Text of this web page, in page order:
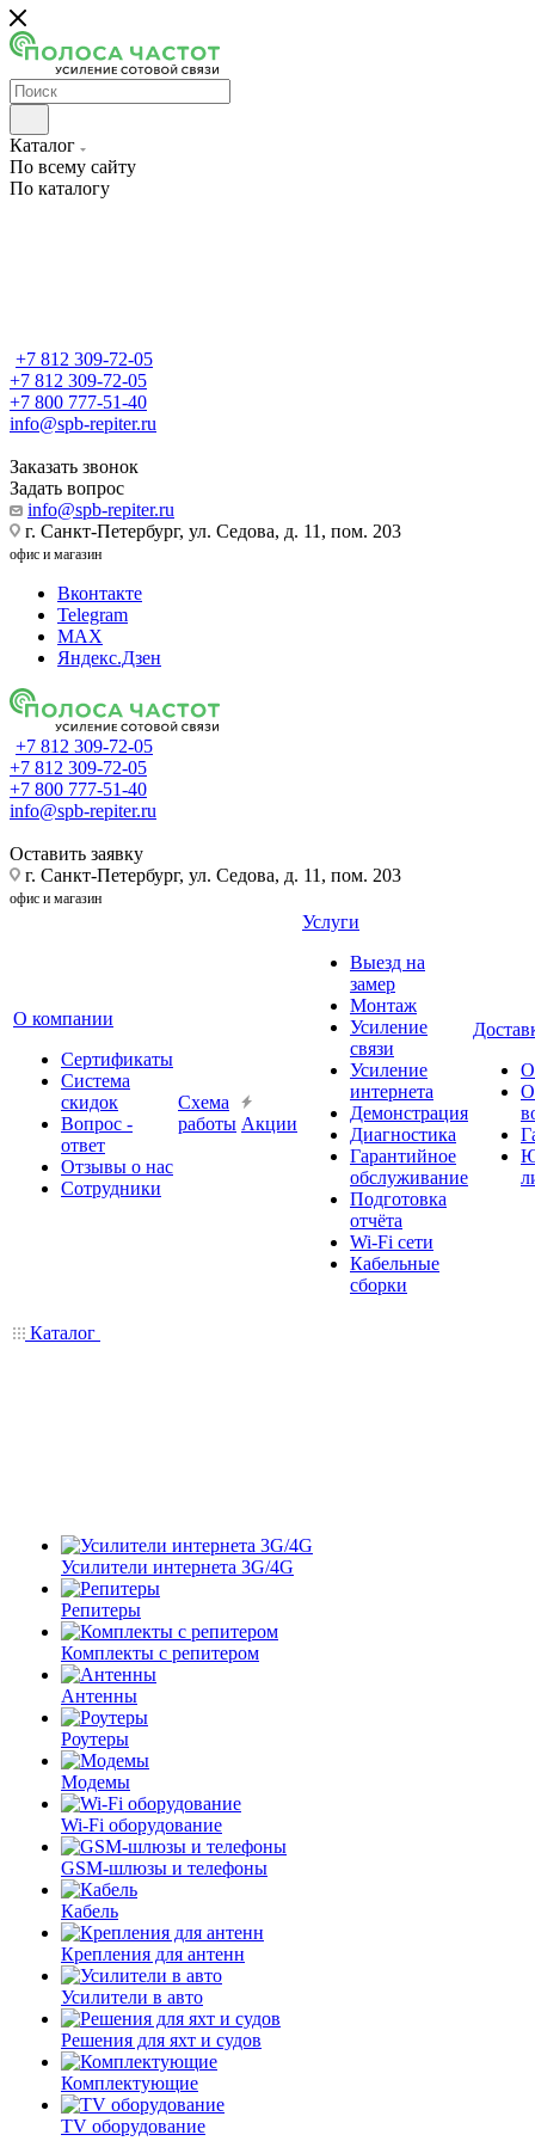
Каталог
По всему сайту
По каталогу
+7 812 309-72-05
+7 812 309-72-05
+7 800 777-51-40
info@spb-repiter.ru
Заказать звонок
Задать вопрос
info@spb-repiter.ru
г. Санкт-Петербург, ул. Седова, д. 11, пом. 203
офис и магазин
Вконтакте
Telegram
MAX
Яндекс.Дзен
+7 812 309-72-05
+7 812 309-72-05
+7 800 777-51-40
info@spb-repiter.ru
Оставить заявку
г. Санкт-Петербург, ул. Седова, д. 11, пом. 203
офис и магазин
О компании
Сертификаты
Система
скидок
Вопрос -
ответ
Отзывы о нас
Сотрудники
Схема
работы Акции
Услуги
Выезд на
замер
Монтаж
Усиление
связи
Усиление
интернета
Демонстрация
Диагностика
Гарантийное
обслуживание
Подготовка
отчёта
Wi-Fi сети
Кабельные
сборки
Каталог
Усилители интернета 3G/4G
Репитеры
Комплекты с репитером
Антенны
Роутеры
Модемы
Wi-Fi оборудование
GSM-шлюзы и телефоны
Кабель
Крепления для антенн
Усилители в авто
Решения для яхт и судов
Комплектующие
TV оборудование